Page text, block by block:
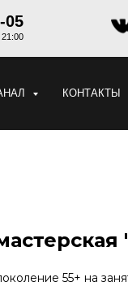
05
КОНТАКТЫ
55+ на